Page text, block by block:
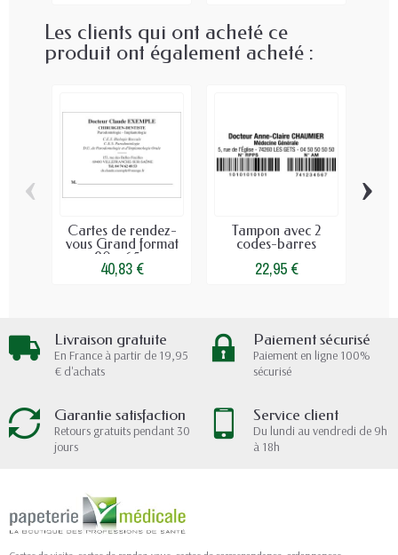
Les clients qui ont acheté ce
produit ont également acheté :
Cartes de rendez-
vous Grand format
90 x 65...
40,83 €
Tampon avec 2
codes-barres
22,95 €
‹ ›
Livraison gratuite
En France à partir de 19,95
€ d'achats
Paiement sécurisé
Paiement en ligne 100%
sécurisé
Garantie satisfaction
Retours gratuits pendant 30
jours
Service client
Du lundi au vendredi de 9h
à 18h